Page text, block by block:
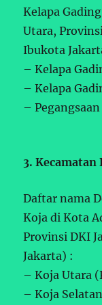
Kelapa
Utara,
Ibukota
– Kelapa
– Kelapa
–
3. Kecamatan
Daftar nama
Koja di Kota
Provinsi DKI
Jakarta) :
– Koja Utara
– Koja